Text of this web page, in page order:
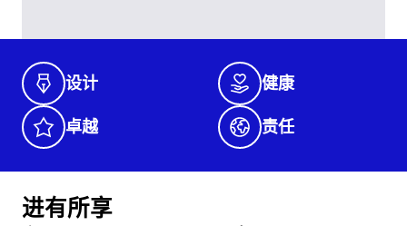
设计 健康
卓越 责任
进有所享